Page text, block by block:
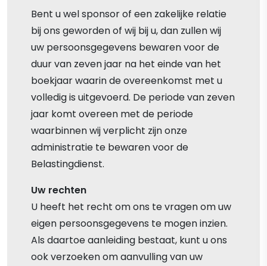
Bent u wel sponsor of een zakelijke relatie
bij ons geworden of wij bij u, dan zullen wij
uw persoonsgegevens bewaren voor de
duur van zeven jaar na het einde van het
boekjaar waarin de overeenkomst met u
volledig is uitgevoerd. De periode van zeven
jaar komt overeen met de periode
waarbinnen wij verplicht zijn onze
administratie te bewaren voor de
Belastingdienst.
Uw rechten
U heeft het recht om ons te vragen om uw
eigen persoonsgegevens te mogen inzien.
Als daartoe aanleiding bestaat, kunt u ons
ook verzoeken om aanvulling van uw